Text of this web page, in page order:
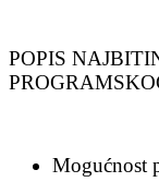
POPIS
Mogućnost